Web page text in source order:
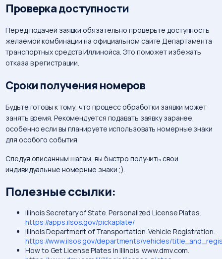
Проверка доступности
Перед подачей заявки обязательно проверьте доступность
желаемой комбинации на официальном сайте Департамента
транспортных средств Иллинойса. Это поможет избежать
отказа в регистрации.
Сроки получения номеров
Будьте готовы к тому, что процесс обработки заявки может
занять время. Рекомендуется подавать заявку заранее,
особенно если вы планируете использовать номерные знаки
для особого события.
Следуя описанным шагам, вы быстро получить свои
индивидуальные номерные знаки ;).
Полезные ссылки:
Illinois Secretary of State. Personalized License Plates.
https://apps.ilsos.gov/pickaplate/
Illinois Department of Transportation. Vehicle Registration.
https://www.ilsos.gov/departments/vehicles/
How to Get License Plates in Illinois. www.dmv.com.